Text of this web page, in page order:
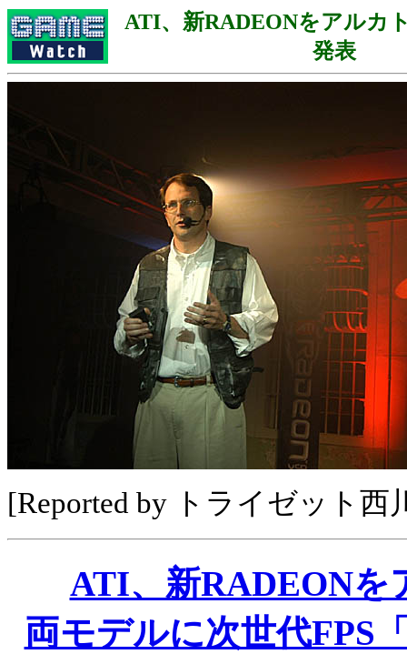
ATI、新RADEONをアルカ
発表
[Reported by トライゼット西
ATI、新RADEONを
両モデルに次世代FPS